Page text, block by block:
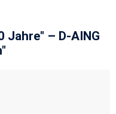
Jahre" – D-AING